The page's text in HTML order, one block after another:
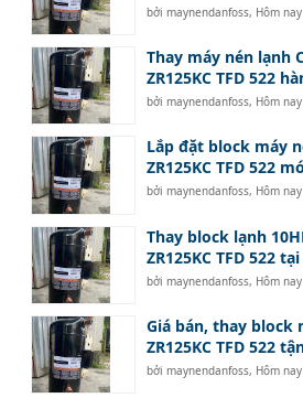
bởimaynendanfoss, Hôm
Thay máy nén lạnh
ZR125KC TFD 522
bởimaynendanfoss, Hôm
Lắp đặt block máy
ZR125KC TFD 522
bởimaynendanfoss, Hôm
Thay block lạnh
ZR125KC TFD 522
bởimaynendanfoss, Hôm
Giá bán, thay block
ZR125KC TFD 522
bởimaynendanfoss, Hôm